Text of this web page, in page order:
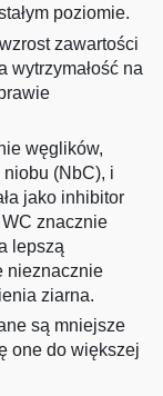
poziomie.
zawartości
wytrzymałość na
węglików,
(NbC), i
jako inhibitor
znacznie
lepszą
nieznacznie
ziarna.
są mniejsze
one do większej